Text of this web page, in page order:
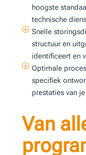
hoogste
technische
P Snelle
structuur en
identificeert en
P Optimale
specifiek
prestaties van
Van